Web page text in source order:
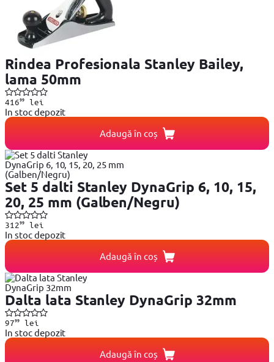
Rindea Profesionala Stanley Bailey,
lama 50mm
41699lei
In stoc depozit
Adaugă în coș
Set 5 dalti Stanley DynaGrip 6, 10, 15,
20, 25 mm (Galben/Negru)
31299lei
In stoc depozit
Adaugă în coș
Dalta lata Stanley DynaGrip 32mm
9799lei
In stoc depozit
Adaugă în coș